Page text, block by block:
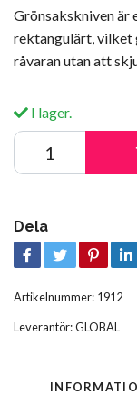
Grönsakskniven är
rektangulärt, vilket
råvaran utan att
I lager.
Dela
Artikelnummer: 1912
Leverantör:GLOBAL